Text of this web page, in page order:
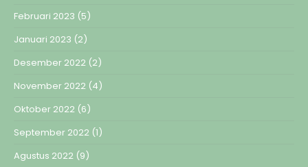
Februari 2023 (5)
Januari 2023 (2)
Desember 2022 (2)
November 2022 (4)
Oktober 2022 (6)
September 2022 (1)
Agustus 2022 (9)